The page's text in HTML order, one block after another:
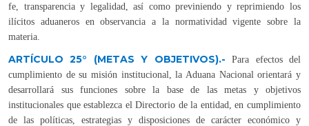
fe, transparencia y legalidad, así como previniendo y reprimiendo los
ilícitos aduaneros en observancia a la normatividad vigente sobre la
materia.
ARTÍCULO 25° (METAS Y OBJETIVOS).- Para efectos del
cumplimiento de su misión institucional, la Aduana Nacional orientará y
desarrollará sus funciones sobre la base de las metas y objetivos
institucionales que establezca el Directorio de la entidad, en cumplimiento
de las políticas, estrategias y disposiciones de carácter económico y